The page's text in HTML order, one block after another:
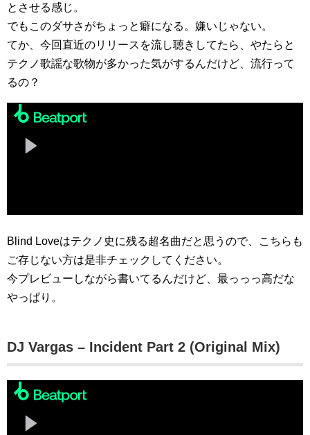
とさせる感じ。
でもこのダサさがちょっと癖になる。嫌いじゃない。
てか、今回直近のリリースを流し聴きしてたら、やたらと
テクノ歌謡な歌物が多かった気がするんだけど、流行って
るの？
Blind Loveはテクノ史に残る超名曲だと思うので、こちらも
ご存じない方は是非チェックしてください。
今プレビューしながら書いてるんだけど、最っっっ高だな
やっぱり。
DJ Vargas – Incident Part 2 (Original Mix)